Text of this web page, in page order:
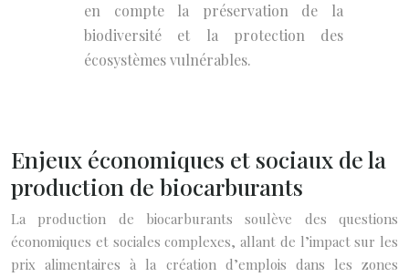
en compte la préservation de la
biodiversité et la protection des
écosystèmes vulnérables.
Enjeux économiques et sociaux de la
production de biocarburants
La production de biocarburants soulève des questions
économiques et sociales complexes, allant de l’impact sur les
prix alimentaires à la création d’emplois dans les zones